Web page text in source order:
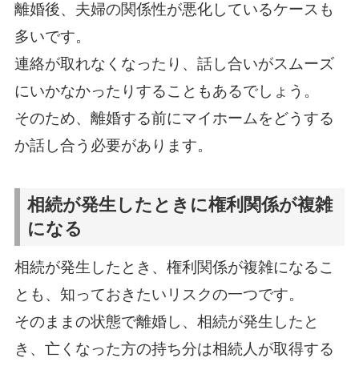
離婚後、夫婦の関係性が悪化しているケースも
多いです。
連絡が取れなくなったり、話し合いがスムーズ
にいかなかったりすることもあるでしょう。
そのため、離婚する前にマイホームをどうする
か話し合う必要があります。
相続が発生したときに権利関係が複雑
になる
相続が発生したとき、権利関係が複雑になるこ
とも、知っておきたいリスクの一つです。
そのままの状態で離婚し、相続が発生したと
き、亡くなった方の持ち分は相続人が取得する